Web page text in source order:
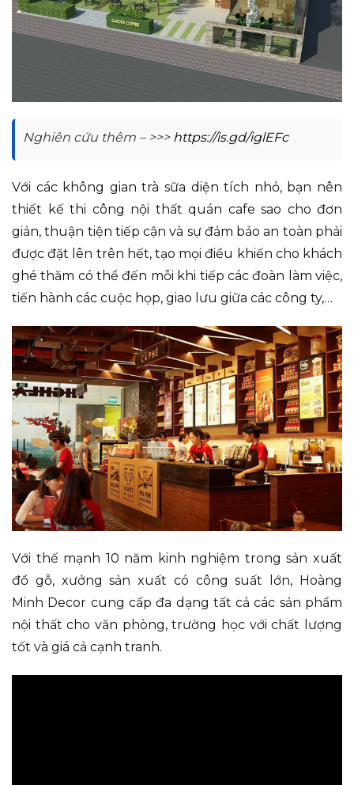
Nghiên cứu thêm – >>> https://is.gd/iglEFc
Với các không gian trà sữa diện tích nhỏ, bạn nên
thiết kế thi công nội thất quán cafe sao cho đơn
giản, thuận tiện tiếp cận và sự đảm bảo an toàn phải
được đặt lên trên hết, tạo mọi điều khiến cho khách
ghé thăm có thể đến mỗi khi tiếp các đoàn làm việc,
tiến hành các cuộc họp, giao lưu giữa các công ty,…
Với thế mạnh 10 năm kinh nghiệm trong sản xuất
đồ gỗ, xưởng sản xuất có công suất lớn, Hoàng
Minh Decor cung cấp đa dạng tất cả các sản phẩm
nội thất cho văn phòng, trường học với chất lượng
tốt và giá cả cạnh tranh.